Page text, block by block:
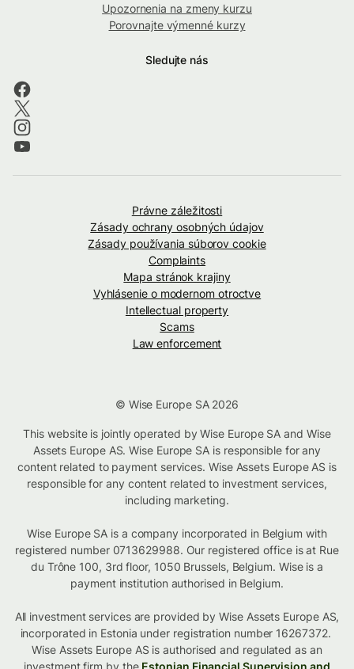
Upozornenia na zmeny kurzu
Porovnajte výmenné kurzy
Sledujte nás
Právne záležitosti
Zásady ochrany osobných údajov
Zásady používania súborov cookie
Complaints
Mapa stránok krajiny
Vyhlásenie o modernom otroctve
Intellectual property
Scams
Law enforcement
© Wise Europe SA 2026
This website is jointly operated by Wise Europe SA and Wise
Assets Europe AS. Wise Europe SA is responsible for any
content related to payment services. Wise Assets Europe AS is
responsible for any content related to investment services,
including marketing.
Wise Europe SA is a company incorporated in Belgium with
registered number 0713629988. Our registered office is at Rue
du Trône 100, 3rd floor, 1050 Brussels, Belgium. Wise is a
payment institution authorised in Belgium.
All investment services are provided by Wise Assets Europe AS,
incorporated in Estonia under registration number 16267372.
Wise Assets Europe AS is authorised and regulated as an
investment firm by the Estonian Financial Supervision and